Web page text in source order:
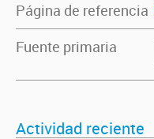
Página de referencia
Fuente primaria
Actividad reciente